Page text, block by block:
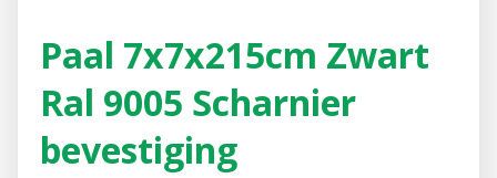
Paal 7x7x215cm Zwart
Ral 9005 Scharnier
bevestiging